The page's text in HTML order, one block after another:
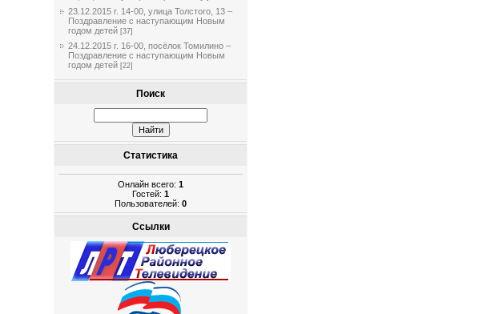
23.12.2015 г. 14-00, улица Толстого, 13 –
Поздравление с наступающим Новым
годом детей [37]
24.12.2015 г. 16-00, посёлок Томилино –
Поздравление с наступающим Новым
годом детей [22]
Поиск
Статистика
Онлайн всего:1
Гостей:1
Пользователей:0
Ссылки